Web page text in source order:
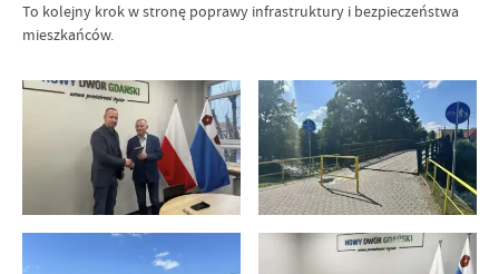
To kolejny krok w stronę poprawy infrastruktury i bezpieczeństwa
mieszkańców.